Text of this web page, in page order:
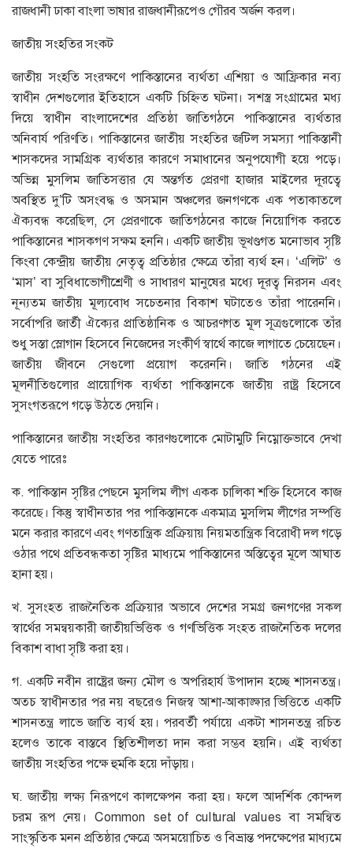
রাজধানী ঢাকা বাংলা ভাষার রাজধানীরূপেও গৌরব অর্জন করল।
জাতীয় সংহতির সংকট
জাতীয় সংহতি সংরক্ষণে পাকিস্তানের ব্যর্থতা এশিয়া ও আফ্রিকার নব্য
স্বাধীন দেশগুলোর ইতিহাসে একটি চিহ্নিত ঘটনা। সশস্ত্র সংগ্রামের মধ্য
দিয়ে স্বাধীন বাংলাদেশের প্রতিষ্ঠা জাতিগঠনে পাকিস্তানের ব্যর্থতার
অনিবার্য পরিণতি। পাকিস্তানের জাতীয় সংহতির জটিল সমস্যা পাকিস্তানী
শাসকদের সামগ্রিক ব্যর্থতার কারণে সমাধানের অনুপযোগী হয়ে পড়ে।
অভিন্ন মুসলিম জাতিসত্তার যে অন্তর্গত প্রেরণা হাজার মাইলের দূরত্বে
অবস্থিত দু’টি অসংবদ্ধ ও অসমান অঞ্চলের জনগণকে এক পতাকাতলে
ঐক্যবন্ধ করেছিল, সে প্রেরণাকে জাতিগঠনের কাজে নিয়োগিক করতে
পাকিস্তানের শাসকগণ সক্ষম হননি। একটি জাতীয় ভূখণ্ডগত মনোভাব সৃষ্টি
কিংবা কেন্দ্রীয় জাতীয় নেতৃত্ব প্রতিষ্ঠার ক্ষেত্রে তাঁরা ব্যর্থ হন। ‘এলিট’ ও
‘মাস’ বা সুবিধাভোগীশ্রেণী ও সাধারণ মানুষের মধ্যে দূরত্ব নিরসন এবং
নূন্যতম জাতীয় মূল্যবোধ সচেতনার বিকাশ ঘটাতেও তাঁরা পারেননি।
সর্বোপরি জার্তী ঐক্যের প্রাতিষ্ঠানিক ও আচরণগত মূল সূত্রগুলোকে তাঁর
শুধু সস্তা স্লোগান হিসেবে নিজেদের সংকীর্ণ স্বার্থে কাজে লাগাতে চেয়েছেন।
জাতীয় জীবনে সেগুলো প্রয়োগ করেননি। জাতি গঠনের এই
মূলনীতিগুলোর প্রায়োগিক ব্যর্থতা পাকিস্তানকে জাতীয় রাষ্ট্র হিসেবে
সুসংগতরূপে গড়ে উঠতে দেয়নি।
পাকিস্তানের জাতীয় সংহতির কারণগুলোকে মোটামুটি নিম্নোক্তভাবে দেখা
যেতে পারেঃ
ক. পাকিস্তান সৃষ্টির পেছনে মুসলিম লীগ একক চালিকা শক্তি হিসেবে কাজ
করেছে। কিস্তু স্বাধীনতার পর পাকিস্তানকে একমাত্র মুসলিম লীগের সম্পত্তি
মনে করার কারণে এবং গণতান্ত্রিক প্রক্রিয়ায় নিয়মতান্ত্রিক বিরোধী দল গড়ে
ওঠার পথে প্রতিবন্ধকতা সৃষ্টির মাধ্যমে পাকিস্তানের অস্তিত্বের মূলে আঘাত
হানা হয়।
খ. সুসংহত রাজনৈতিক প্রক্রিয়ার অভাবে দেশের সমগ্র জনগণের সকল
স্বার্থের সমন্বয়কারী জাতীয়ভিত্তিক ও গণভিত্তিক সংহত রাজনৈতিক দলের
বিকাশ বাধা সৃষ্টি করা হয়।
গ. একটি নবীন রাষ্ট্রের জন্য মৌল ও অপরিহার্য উপাদান হচ্ছে শাসনতন্ত্র।
অতচ স্বাধীনতার পর নয় বছরেও নিজস্ব আশা-আকাঙ্ক্ষার ভিত্তিতে একটি
শাসনতন্ত্র লাভে জাতি ব্যর্থ হয়। পরবর্তী পর্যায়ে একটা শাসনতন্ত্র রচিত
হলেও তাকে বাস্তবে স্থিতিশীলতা দান করা সম্ভব হয়নি। এই ব্যর্থতা
জাতীয় সংহতির পক্ষে হুমকি হয়ে দাঁড়ায়।
ঘ. জাতীয় লক্ষ্য নিরূপণে কালক্ষেপন করা হয়। ফলে আদর্শিক কোন্দল
চরম রূপ নেয়। Common set of cultural values বা সমন্বিত
সাংস্কৃতিক মনন প্রতিষ্ঠার ক্ষেত্রে অসময়োচিত ও বিভ্রান্ত পদক্ষেপের মাধ্যমে